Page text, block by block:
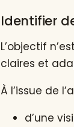
Identifier
L’objectif
claires et
À l’issue de
d’une